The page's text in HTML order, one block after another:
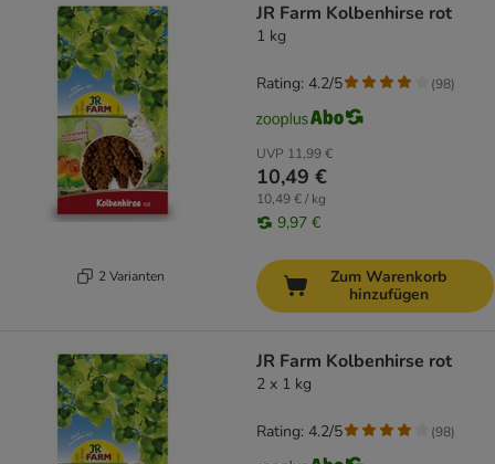
2 Varianten
JR Farm Kolbenhirse rot
1 kg
UVP 11,99 €
10,49 €
10,49 € / kg
9,97 €
Rating: 4.2/5 (98)
Zum Warenkorb
hinzufügen
JR Farm Kolbenhirse rot
2 x 1 kg
Rating: 4.2/5 (98)